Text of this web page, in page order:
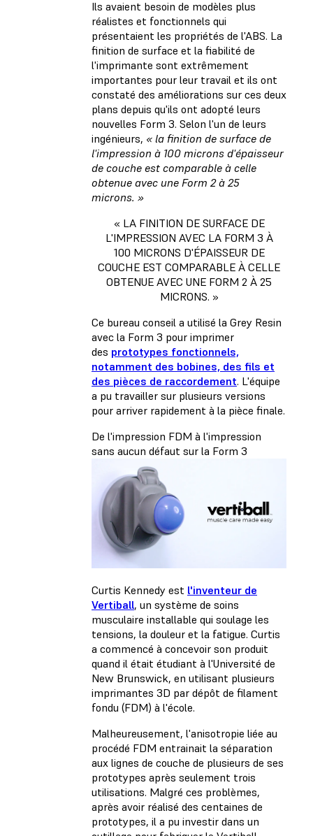
Ils avaient besoin de modèles plus
réalistes et fonctionnels qui
présentaient les propriétés de l'ABS. La
finition de surface et la fiabilité de
l'imprimante sont extrêmement
importantes pour leur travail et ils ont
constaté des améliorations sur ces deux
plans depuis qu'ils ont adopté leurs
nouvelles Form 3. Selon l'un de leurs
ingénieurs, « la finition de surface de
l'impression à 100 microns d'épaisseur
de couche est comparable à celle
obtenue avec une Form 2 à 25
microns. »
« LA FINITION DE SURFACE DE
L'IMPRESSION AVEC LA FORM 3 À
100 MICRONS D'ÉPAISSEUR DE
COUCHE EST COMPARABLE À CELLE
OBTENUE AVEC UNE FORM 2 À 25
MICRONS. »
Ce bureau conseil a utilisé la Grey Resin
avec la Form 3 pour imprimer
des prototypes fonctionnels,
notamment des bobines, des fils et
des pièces de raccordement. L'équipe
a pu travailler sur plusieurs versions
pour arriver rapidement à la pièce finale.
De l'impression FDM à l'impression
sans aucun défaut sur la Form 3
Curtis Kennedy est l'inventeur de
Vertiball, un système de soins
musculaire installable qui soulage les
tensions, la douleur et la fatigue. Curtis
a commencé à concevoir son produit
quand il était étudiant à l'Université de
New Brunswick, en utilisant plusieurs
imprimantes 3D par dépôt de filament
fondu (FDM) à l'école.
Malheureusement, l'anisotropie liée au
procédé FDM entrainait la séparation
aux lignes de couche de plusieurs de ses
prototypes après seulement trois
utilisations. Malgré ces problèmes,
après avoir réalisé des centaines de
prototypes, il a pu investir dans un